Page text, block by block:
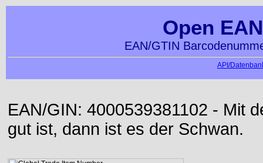
Open
EAN/GTIN
API/
EAN/GIN: 4000539381102 - Mit
gut ist, dann ist es der Schwan.